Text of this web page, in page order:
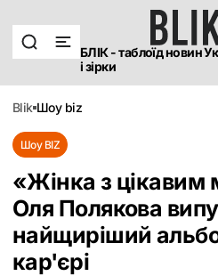
БЛІК - таблоїд новин
і зірки
blik шоу biz
Шоу BIZ
«Жінка з цікавим
Оля Полякова
найщиріший
кар'єрі